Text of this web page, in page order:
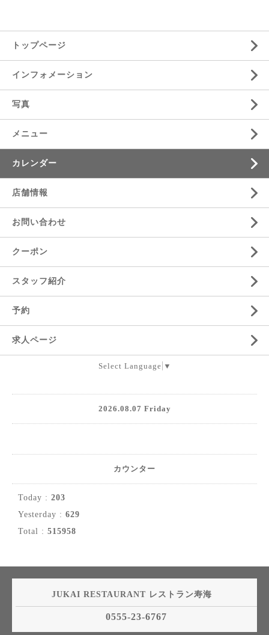
トップページ
インフォメーション
写真
メニュー
カレンダー
店舗情報
お問い合わせ
クーポン
スタッフ紹介
予約
求人ページ
Select Language ▼
2026.08.07 Friday
カウンター
Today : 203
Yesterday : 629
Total : 515958
JUKAI RESTAURANT レストラン寿海
0555-23-6767